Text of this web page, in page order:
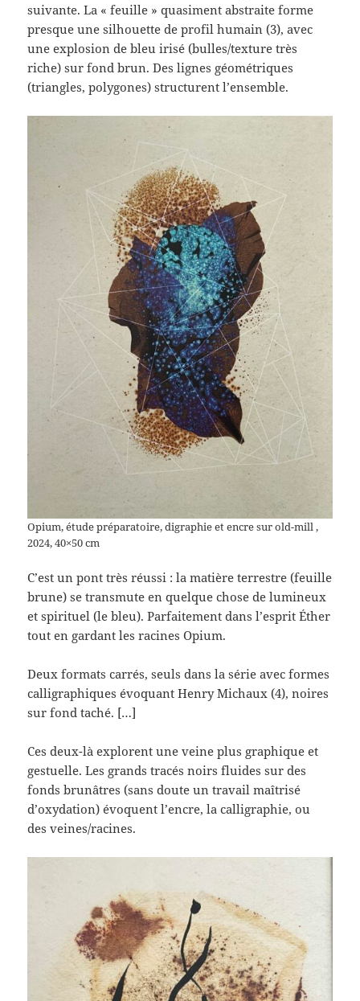
suivante. La « feuille » quasiment abstraite forme
presque une silhouette de profil humain (3), avec
une explosion de bleu irisé (bulles/texture très
riche) sur fond brun. Des lignes géométriques
(triangles, polygones) structurent l’ensemble.
Opium, étude préparatoire, digraphie et encre sur old-mill ,
2024, 40×50 cm
C’est un pont très réussi : la matière terrestre (feuille
brune) se transmute en quelque chose de lumineux
et spirituel (le bleu). Parfaitement dans l’esprit Éther
tout en gardant les racines Opium.
Deux formats carrés, seuls dans la série avec formes
calligraphiques évoquant Henry Michaux (4), noires
sur fond taché. […]
Ces deux-là explorent une veine plus graphique et
gestuelle. Les grands tracés noirs fluides sur des
fonds brunâtres (sans doute un travail maîtrisé
d’oxydation) évoquent l’encre, la calligraphie, ou
des veines/racines.